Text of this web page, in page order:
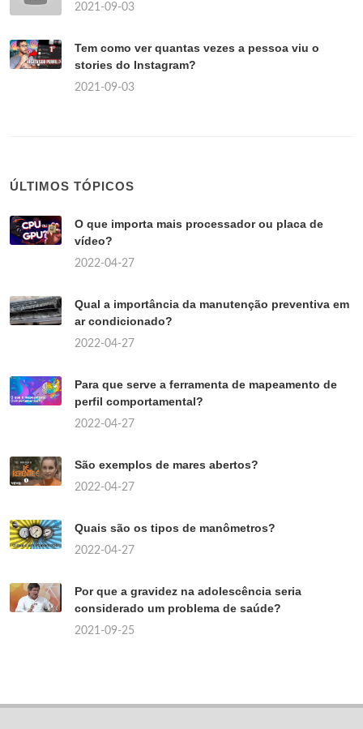
2021-09-03
Tem como ver quantas vezes a pessoa viu o
stories do Instagram?
2021-09-03
ÚLTIMOS TÓPICOS
O que importa mais processador ou placa de
vídeo?
2022-04-27
Qual a importância da manutenção preventiva em
ar condicionado?
2022-04-27
Para que serve a ferramenta de mapeamento de
perfil comportamental?
2022-04-27
São exemplos de mares abertos?
2022-04-27
Quais são os tipos de manômetros?
2022-04-27
Por que a gravidez na adolescência seria
considerado um problema de saúde?
2021-09-25